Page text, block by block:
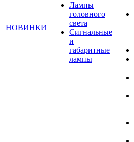
НОВИНКИ
Лампы
головного
света
Сигнальные
и
габаритные
лампы